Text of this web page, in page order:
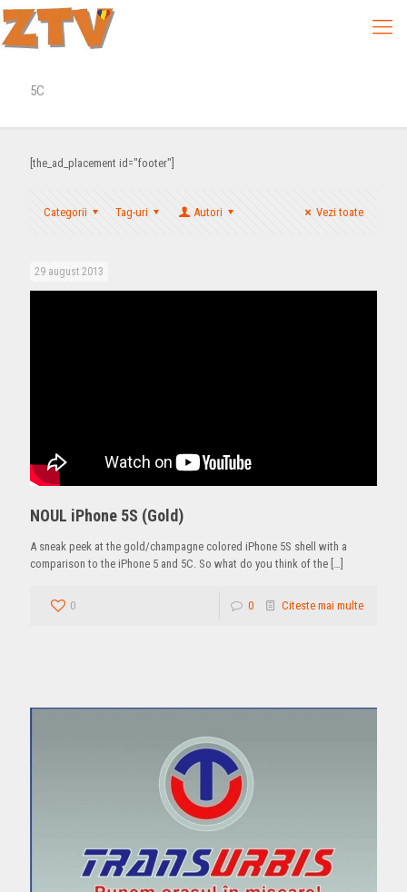
5C
[the_ad_placement id="footer"]
Categorii Tag-uri Autori Vezi toate
29 august 2013
NOUL iPhone 5S (Gold)
A sneak peek at the gold/champagne colored iPhone 5S shell with a
comparison to the iPhone 5 and 5C. So what do you think of the
0 0 Citeste mai multe